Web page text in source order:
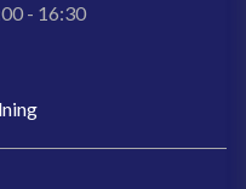
- 16:30